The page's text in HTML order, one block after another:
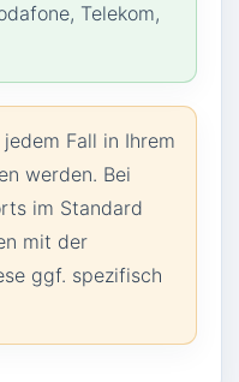
Telekom,
Fall in Ihrem
werden. Bei
im Standard
mit der
ggf. spezifisch